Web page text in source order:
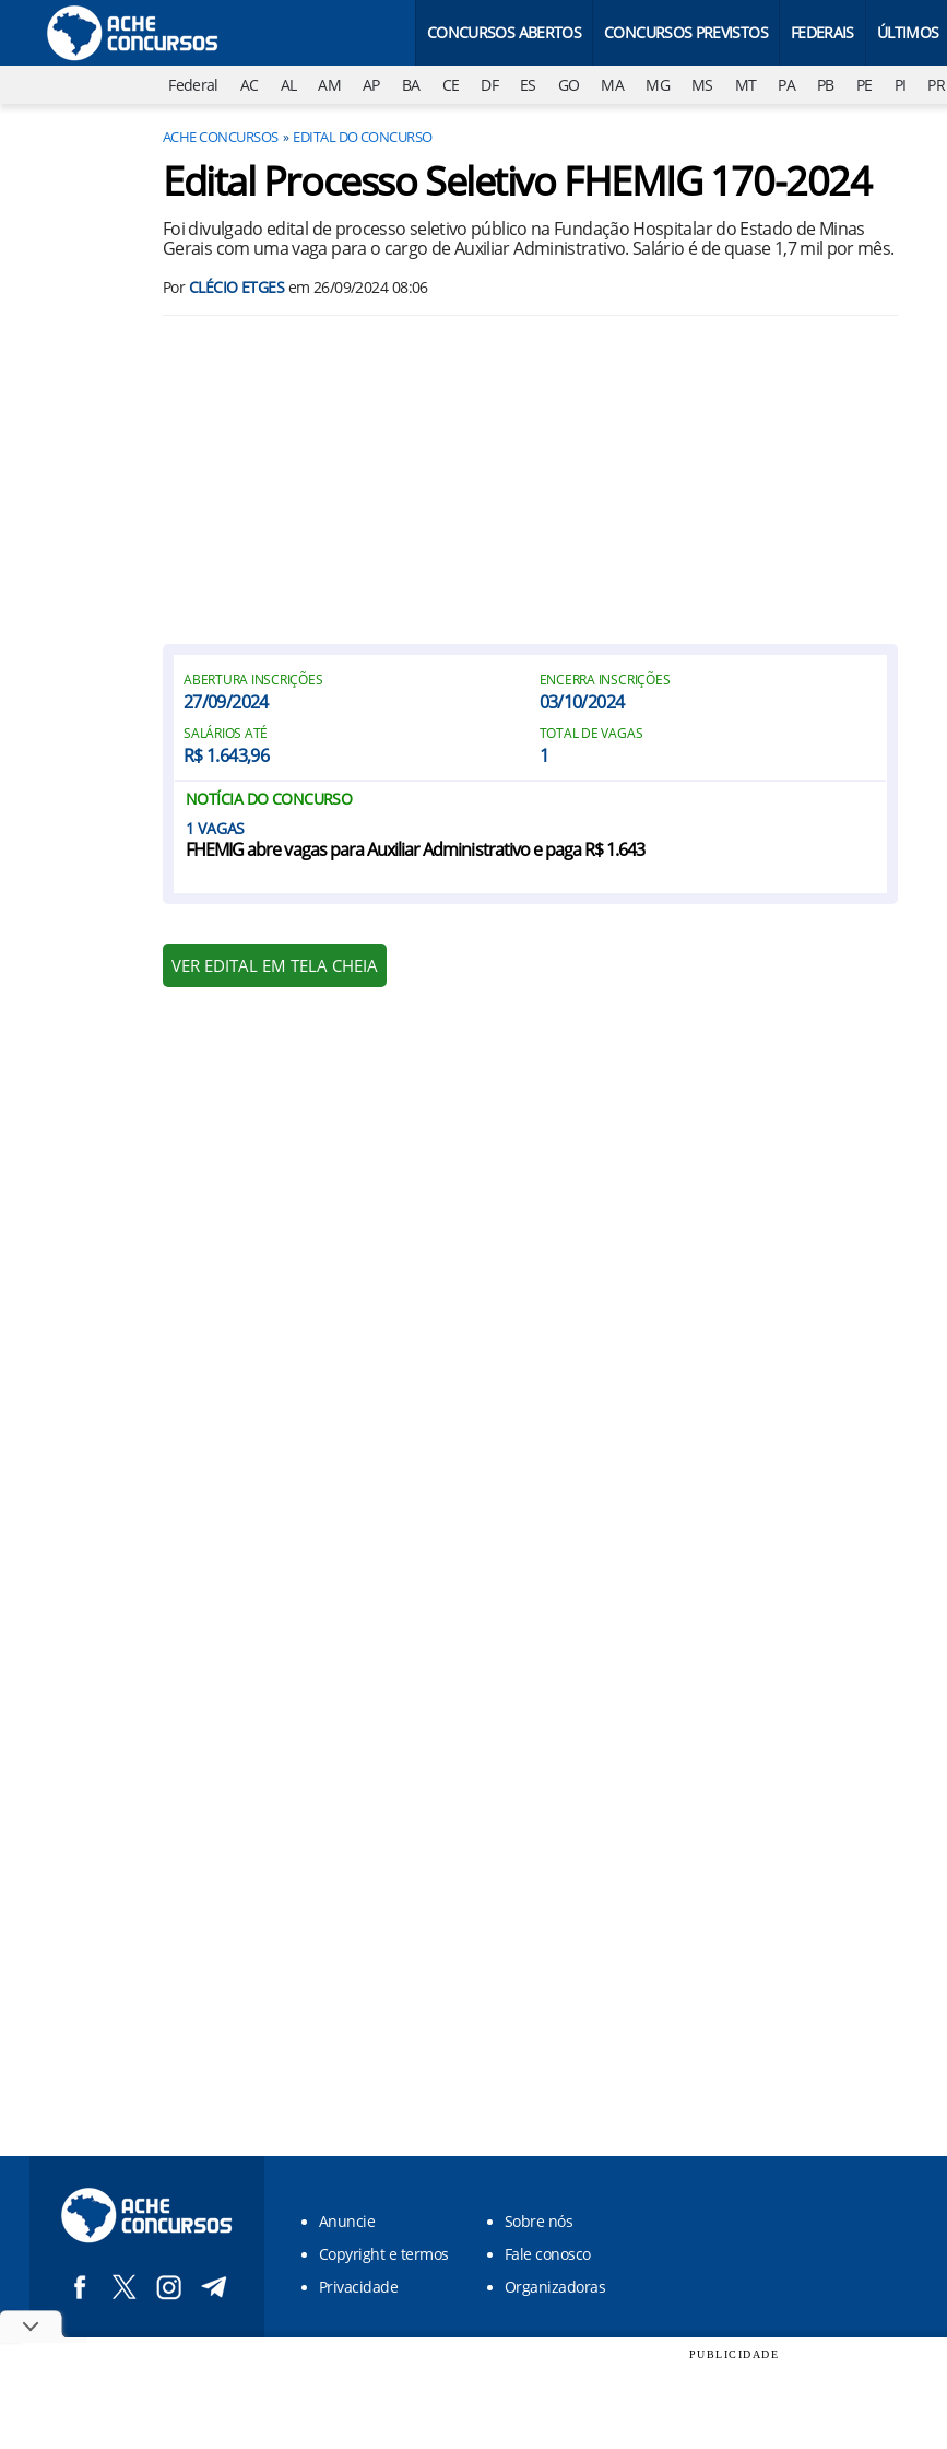
CONCURSOS ABERTOS CONCURSOS PREVISTOS FEDERAIS ÚLTIMOS
Federal AC AL AM AP BA CE DF ES GO MA MG MS MT PA PB PE PI PR
ACHE CONCURSOS EDITAL DO CONCURSO
Edital Processo Seletivo FHEMIG 170-2024
Foi divulgado edital de processo seletivo público na Fundação Hospitalar do Estado de Minas
Gerais com uma vaga para o cargo de Auxiliar Administrativo. Salário é de quase 1,7 mil por mês.
PorCLÉCIO ETGESem 26/09/2024 08:06
ABERTURA INSCRIÇÕES
27/09/2024
ENCERRA INSCRIÇÕES
03/10/2024
SALÁRIOS ATÉ
R$ 1.643,96
TOTAL DE VAGAS
1
NOTÍCIA DO CONCURSO
1
FHEMIG abre vagas para Auxiliar Administrativo e paga R$ 1.643
VER EDITAL EM TELA CHEIA
Anuncie
Sobre nós
Copyright e termos
Fale conosco
Privacidade
Organizadoras
PUBLICIDADE